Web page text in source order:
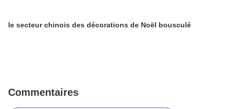
le secteur chinois des décorations de Noël bousculé
Commentaires